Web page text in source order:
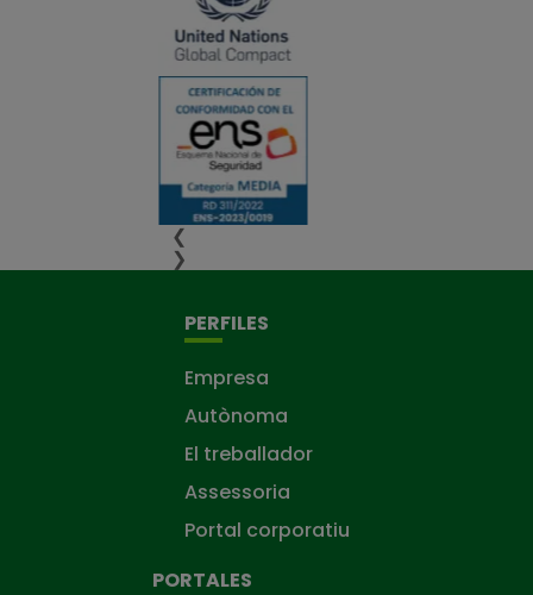
❮
❯
PERFILES
Empresa
Autònoma
El treballador
Assessoria
Portal corporatiu
PORTALES